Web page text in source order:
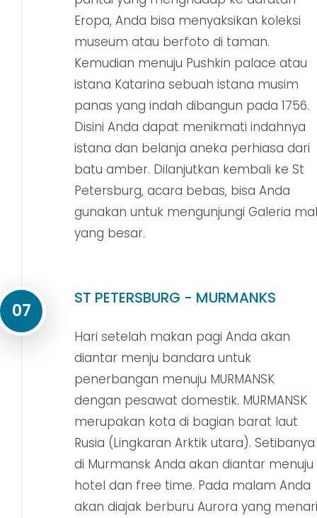
Eropa, Anda bisa menyaksikan koleksi
museum atau berfoto di taman.
Kemudian menuju Pushkin palace atau
istana Katarina sebuah istana musim
panas yang indah dibangun pada 1756.
Disini Anda dapat menikmati indahnya
istana dan belanja aneka perhiasa dari
batu amber. Dilanjutkan kembali ke St
Petersburg, acara bebas, bisa Anda
gunakan untuk mengunjungi Galeria
yang besar.
07
ST PETERSBURG - MURMANKS
Hari setelah makan pagi Anda akan
diantar menju bandara untuk
penerbangan menuju MURMANSK
dengan pesawat domestik. MURMANSK
merupakan kota di bagian barat laut
Rusia (Lingkaran Arktik utara). Setibanya
di Murmansk Anda akan diantar menuju
hotel dan free time. Pada malam Anda
akan diajak berburu Aurora yang menari